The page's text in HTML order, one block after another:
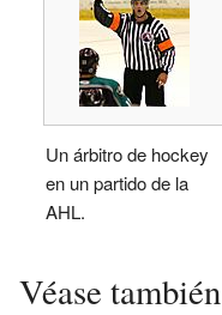
Un árbitro de hockey
en un partido de la
AHL.
Véase también